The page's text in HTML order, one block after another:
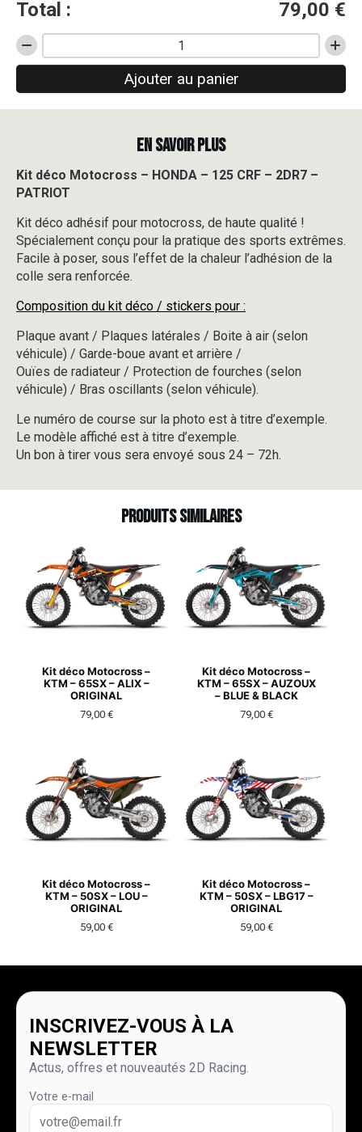
Total : 79,00 €
quantité
de
déco
Motocross
125
CRF
2DR7
-
PATRIOT
Ajouter au panier
EN SAVOIR PLUS
Kit déco Motocross – HONDA – 125 CRF – 2DR7 –
PATRIOT
Kit déco adhésif pour motocross, de haute qualité !
Spécialement conçu pour la pratique des sports extrêmes.
Facile à poser, sous l’effet de la chaleur l’adhésion de la
colle sera renforcée.
Composition du kit déco / stickers pour :
Plaque avant / Plaques latérales / Boite à air (selon
véhicule) / Garde-boue avant et arrière /
Ouïes de radiateur / Protection de fourches (selon
véhicule) / Bras oscillants (selon véhicule).
Le numéro de course sur la photo est à titre d’exemple.
Le modèle affiché est à titre d’exemple.
Un bon à tirer vous sera envoyé sous 24 – 72h.
Produits similaires
Kit déco Motocross –
KTM – 65SX – ALIX –
ORIGINAL
79,00 €
Kit déco Motocross –
KTM – 65SX – AUZOUX
– BLUE & BLACK
79,00 €
Kit déco Motocross –
KTM – 50SX – LOU –
ORIGINAL
59,00 €
Kit déco Motocross –
KTM – 50SX – LBG17 –
ORIGINAL
59,00 €
INSCRIVEZ-VOUS À LA
NEWSLETTER
Actus, offres et nouveautés 2D Racing.
Votre e-mail